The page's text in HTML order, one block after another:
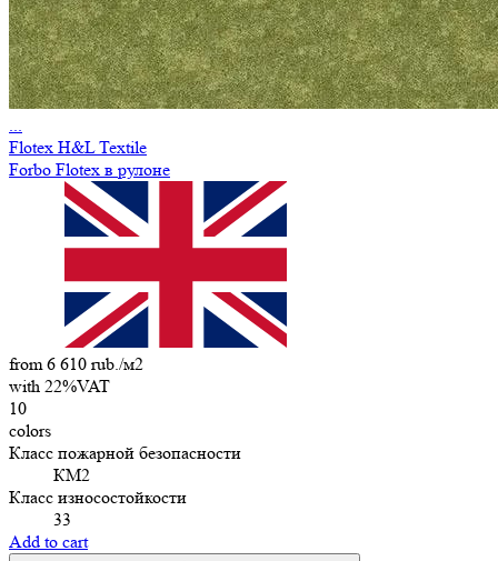
...
Flotex H&L Textile
Forbo Flotex в рулоне
from 6 610 rub./м2
with 22%VAT
10
colors
Класс пожарной безопасности
КМ2
Класс износостойкости
33
Add to cart